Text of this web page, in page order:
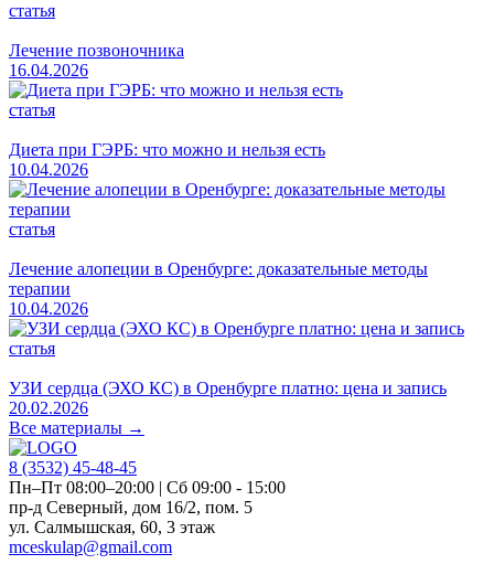
статья
Лечение позвоночника
16.04.2026
статья
Диета при ГЭРБ: что можно и нельзя есть
10.04.2026
статья
Лечение алопеции в Оренбурге: доказательные методы
терапии
10.04.2026
статья
УЗИ сердца (ЭХО КС) в Оренбурге платно: цена и запись
20.02.2026
Все материалы →
8 (3532) 45-48-45
Пн–Пт 08:00–20:00 | Сб 09:00 - 15:00
пр-д Северный, дом 16/2, пом. 5
ул. Салмышская, 60, 3 этаж
mceskulap@gmail.com